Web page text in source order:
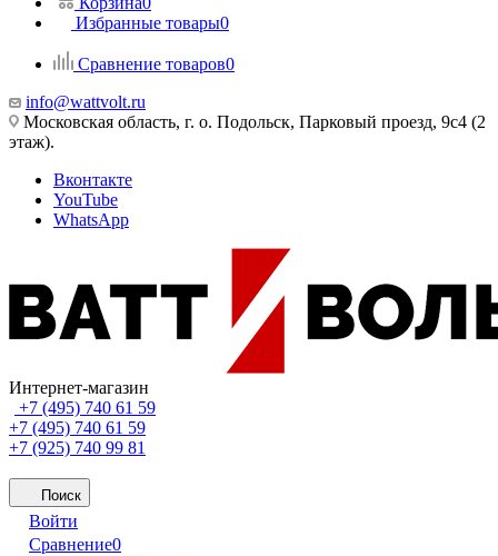
Избранные товары0
Сравнение товаров0
info@wattvolt.ru
Московская область, г. о. Подольск, Парковый проезд, 9с4 (2
этаж).
Вконтакте
YouTube
WhatsApp
Интернет-магазин
+7 (495) 740 61 59
+7 (495) 740 61 59
+7 (925) 740 99 81
Поиск
Войти
Сравнение0